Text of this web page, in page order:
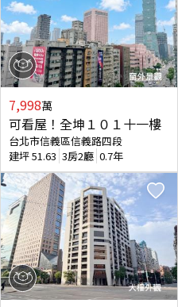
7,998萬
可看屋！全坤１０１十一樓
台北市信義區信義路四段
建坪51.63 3房2廳 0.7年